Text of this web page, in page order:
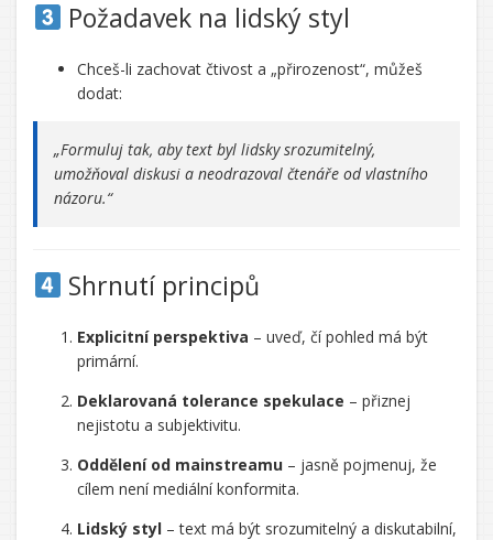
Požadavek na lidský styl
Chceš-li zachovat čtivost a „přirozenost“, můžeš
dodat:
„Formuluj tak, aby text byl lidsky srozumitelný,
umožňoval diskusi a neodrazoval čtenáře od vlastního
názoru.“
Shrnutí principů
Explicitní perspektiva – uveď, čí pohled má být
primární.
Deklarovaná tolerance spekulace – přiznej
nejistotu a subjektivitu.
Oddělení od mainstreamu – jasně pojmenuj, že
cílem není mediální konformita.
Lidský styl – text má být srozumitelný a diskutabilní,